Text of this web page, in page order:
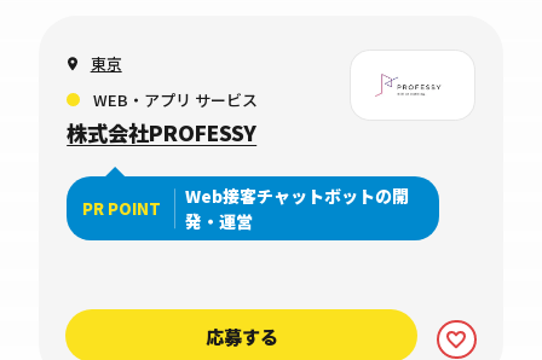
東京
WEB・アプリ サービス
株式会社PROFESSY
PR POINT
Web接客チャットボットの開
発・運営
応募する